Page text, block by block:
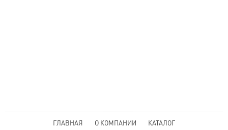
ГЛАВНАЯ О КОМПАНИИ
КАТАЛОГ